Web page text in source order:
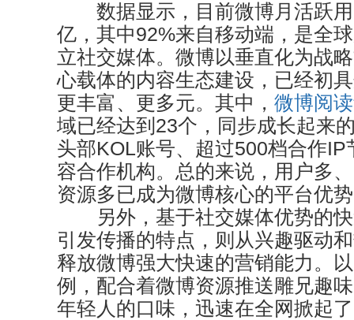
数据显示，目前微博月活跃用
亿，其中92%来自移动端，是全
立社交媒体。微博以垂直化为战
心载体的内容生态建设，已经初
更丰富、更多元。其中， 微博阅
域已经达到23个，同步成长起来
头部KOL账号、超过500档合作IP
容合作机构。总的来说，用户多
资源多已成为微博核心的平台优
另外，基于社交媒体优势的快
引发传播的特点，则从兴趣驱动
释放微博强大快速的营销能力。
例，配合着微博资源推送雕兄趣
年轻人的口味，迅速在全网掀起